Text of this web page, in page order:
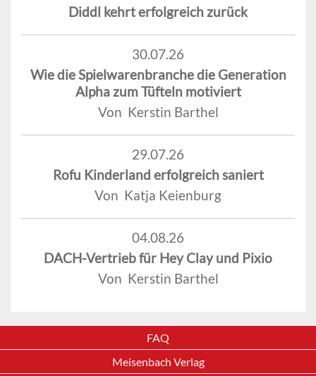
Diddl kehrt erfolgreich zurück
30.07.26
Wie die Spielwarenbranche die Generation
Alpha zum Tüfteln motiviert
Von Kerstin Barthel
29.07.26
Rofu Kinderland erfolgreich saniert
Von Katja Keienburg
04.08.26
DACH-Vertrieb für Hey Clay und Pixio
Von Kerstin Barthel
FAQ
Meisenbach Verlag